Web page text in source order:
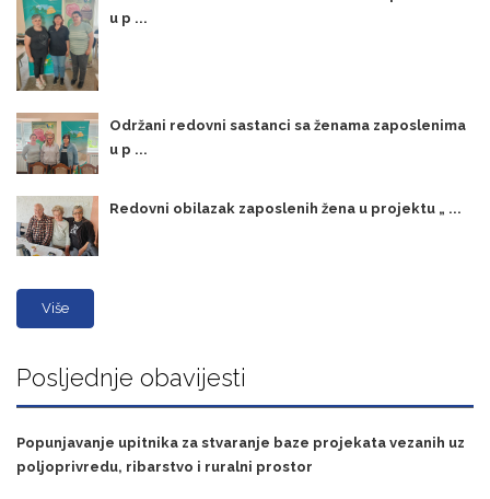
u p ...
Održani redovni sastanci sa ženama zaposlenima
u p ...
Redovni obilazak zaposlenih žena u projektu „ ...
Više
Posljednje obavijesti
Popunjavanje upitnika za stvaranje baze projekata vezanih uz
poljoprivredu, ribarstvo i ruralni prostor